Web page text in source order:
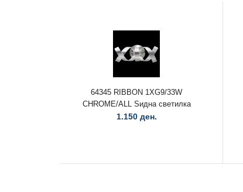
64345 RIBBON 1XG9/33W
CHROME/ALL Ѕидна светилка
1.150 ден.